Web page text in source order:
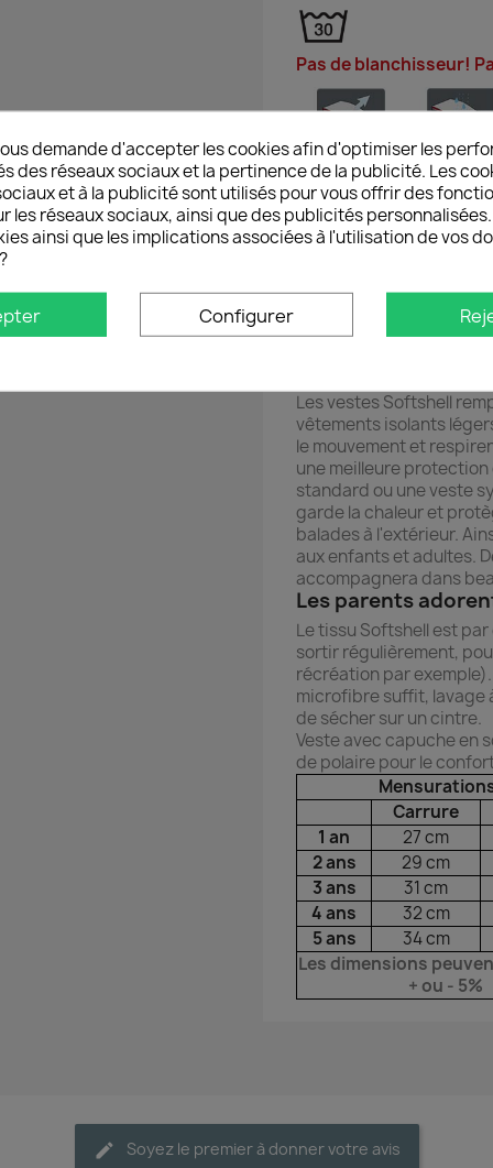
Pas de blanchisseur!
Hydrofuge, coupe-vent
Étanche jusqu'à 5000
Isolant thermique
Séchage rapide
Composition : 95 %
Une veste
Les vestes Softshell
vêtements isolants
le mouvement et
une meilleure protection
standard ou une veste
garde la chaleur et
balades à l'extérieur.
aux enfants et adultes.
accompagnera dans
Les parents
Le tissu Softshell est
sortir régulièrement,
récréation par
microfibre suffit, lavage
de sécher sur un cintre.
Veste avec capuche en
de polaire pour le
Carrure
1 an
27 cm
2 ans
29 cm
3 ans
31 cm
4 ans
32 cm
5 ans
34 cm
Les dimensions
+ ou - 5%
Soyez le premier à donner votre avis
demande d'accepter les cookies afin d'optimiser les
des réseaux sociaux et la pertinence de la publicité. Les
et à la publicité sont utilisés pour vous offrir des
les réseaux sociaux, ainsi que des publicités
ainsi que les implications associées à l'utilisation de vos
Configurer